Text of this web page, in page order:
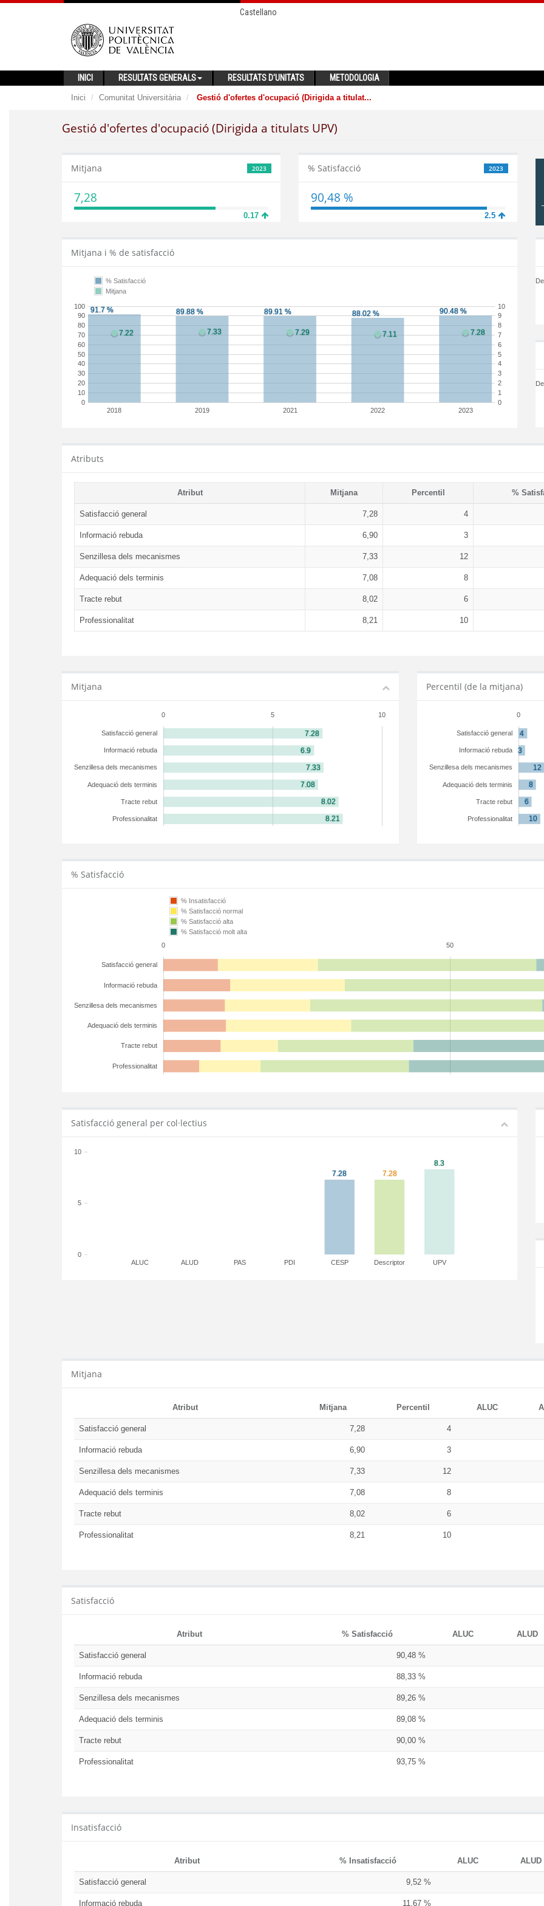
Castellano
INICI RESULTATS GENERALS RESULTATS D'UNITATS METODOLOGIA
Inici Comunitat Universitària Gestió d'ofertes d'ocupació (Dirigida a titulat...
Gestió d'ofertes d'ocupació (Dirigida a titulats UPV)
2023
Mitjana
7,28
0.17
2023
% Satisfacció
90,48 %
2.5
Mitjana i % de satisfacció
2018 2019 2021 2022 2023
0
10
20
30
40
50
60
70
80
90
100
0
1
2
3
4
5
6
7
8
9
10
% Satisfacció
Mitjana
Atributs
Atribut Mitjana Percentil %
Satisfacció general 7,28 4
Informació rebuda 6,90 3
Senzillesa dels mecanismes 7,33 12
Adequació dels terminis 7,08 8
Tracte rebut 8,02 6
Professionalitat 8,21 10
Mitjana
0 5 10
Satisfacció general
Informació rebuda
Senzillesa dels mecanismes
Adequació dels terminis
Tracte rebut
Professionalitat
Percentil (de la mitjana)
0
Satisfacció general
Informació rebuda
Senzillesa dels mecanismes
Adequació dels terminis
Tracte rebut
Professionalitat
% Satisfacció
0 50
Satisfacció general
Informació rebuda
Senzillesa dels mecanismes
Adequació dels terminis
Tracte rebut
Professionalitat
% Insatisfacció
% Satisfacció normal
% Satisfacció alta
% Satisfacció molt alta
Satisfacció general per col·lectius
ALUC ALUD PAS PDI CESP Descriptor UPV
0
5
10
Mitjana
Atribut Mitjana Percentil ALUC
Satisfacció general 7,28 4
Informació rebuda 6,90 3
Senzillesa dels mecanismes 7,33 12
Adequació dels terminis 7,08 8
Tracte rebut 8,02 6
Professionalitat 8,21 10
Satisfacció
Atribut % Satisfacció ALUC ALUD
Satisfacció general 90,48 %
Informació rebuda 88,33 %
Senzillesa dels mecanismes 89,26 %
Adequació dels terminis 89,08 %
Tracte rebut 90,00 %
Professionalitat 93,75 %
Insatisfacció
Atribut % Insatisfacció ALUC ALUD
Satisfacció general 9,52 %
Informació rebuda 11,67 %